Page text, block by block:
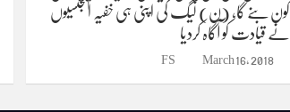
کون بنے گا، (ن) لیگ کی اپنی ہی خفیہ ایجنسیوں
نے قیادت کو آگاہ کردیا
March 16, 2018
FS